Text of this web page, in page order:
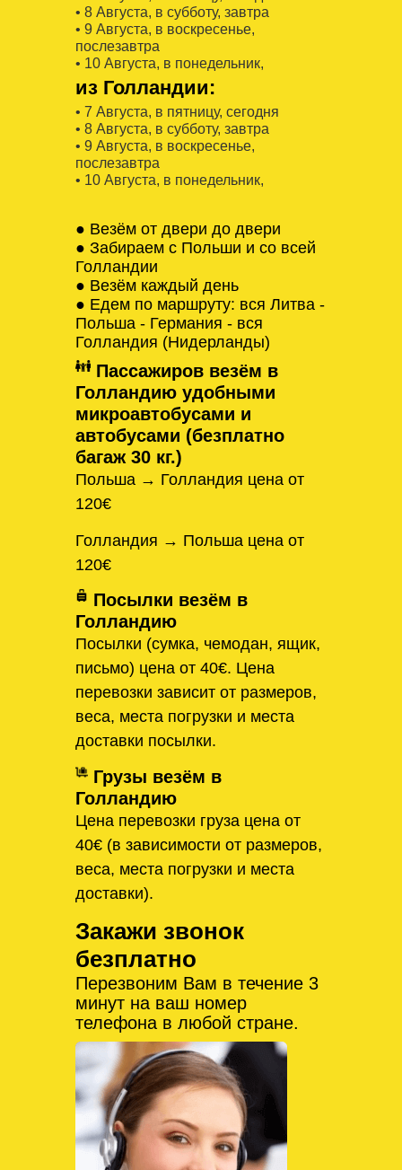
• 8 Августa, в субботу, завтра
• 9 Августa, в воскресенье,
послезавтра
• 10 Августa, в понедельник,
из Голландии:
• 7 Августa, в пятницу, сегодня
• 8 Августa, в субботу, завтра
• 9 Августa, в воскресенье,
послезавтра
• 10 Августa, в понедельник,
● Везём от двери до двери
● Забираем с Польши и со всей
Голландии
● Везём каждый день
● Едем по маршруту: вся Литва -
Польша - Германия - вся
Голландия (Нидерланды)
Пассажиров везём в
Голландию удобными
микроавтобусами и
автобусами (безплатно
багаж 30 кг.)
Польша → Голландия цена от
120€
Голландия → Польша цена от
120€
Посылки везём в
Голландию
Посылки (сумка, чемодан, ящик,
письмо) цена от 40€. Цена
перевозки зависит от размеров,
веса, места погрузки и места
доставки посылки.
Грузы везём в
Голландию
Цена перевозки груза цена от
40€ (в зависимости от размеров,
веса, места погрузки и места
доставки).
Закажи звонок
безплатно
Перезвоним Вам в течение 3
минут на ваш номер
телефона в любой стране.